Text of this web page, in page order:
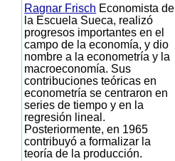
Ragnar Frisch Economista de
la Escuela Sueca, realizó
progresos importantes en el
campo de la economía, y dio
nombre a la econometría y la
macroeconomía. Sus
contribuciones teóricas en
econometría se centraron en
series de tiempo y en la
regresión lineal.
Posteriormente, en 1965
contribuyó a formalizar la
teoría de la producción.